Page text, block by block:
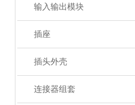
输入输出模块
插座
插头外壳
连接器组套